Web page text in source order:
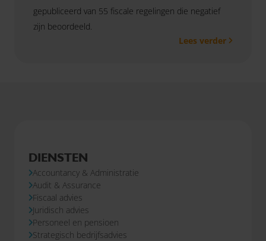
gepubliceerd van 55 fiscale regelingen die negatief
zijn beoordeeld.
Lees verder
DIENSTEN
Accountancy & Administratie
Audit & Assurance
Fiscaal advies
Juridisch advies
Personeel en pensioen
Strategisch bedrijfsadvies